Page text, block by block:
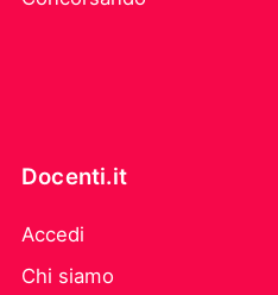
Docenti.it
Accedi
Chi siamo